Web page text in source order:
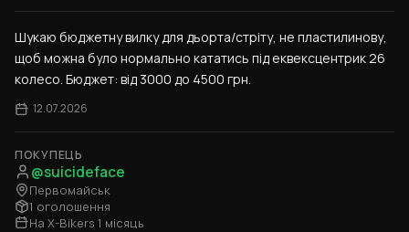
Шукаю бюджетну вилку для дьорта/стріту, не пластилинову,
щоб можна було нормально кататись під еквексцентрик 26
колесо. Бюджет: від 3000 до 4500 грн.
12.07.2026
ПОКУПЕЦЬ
@suicideface
Первомайськ
1 оголошення
На X-Bikers 1 місяць